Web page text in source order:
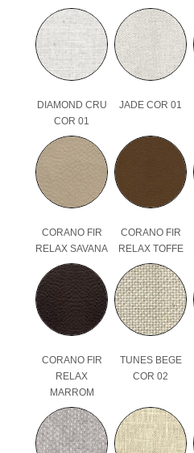
DIAMOND CRU
COR 01
JADE COR 01
CORANO FIR
RELAX SAVANA
CORANO FIR
RELAX TOFFE
CORANO FIR
RELAX
MARROM
TUNES BEGE
COR 02